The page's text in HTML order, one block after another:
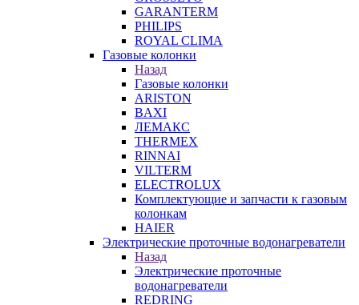
GARANTERM
PHILIPS
ROYAL CLIMA
Газовые колонки
Назад
Газовые колонки
ARISTON
BAXI
ЛЕМАКС
THERMEX
RINNAI
VILTERM
ELECTROLUX
Комплектующие и запчасти к газовым
колонкам
HAIER
Электрические проточные водонагреватели
Назад
Электрические проточные
водонагреватели
REDRING